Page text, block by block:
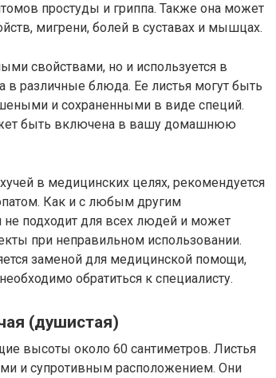
простуды и гриппа. Также она может
мигрени, болей в суставах и мышцах.
свойствами, но и используется в
в различные блюда. Ее листья могут быть
и сохраненными в виде специй.
быть включена в вашу домашнюю
в медицинских целях, рекомендуется
Как и с любым другим
не подходит для всех людей и может
при неправильном использовании.
заменой для медицинской помощи,
обратиться к специалисту.
(душистая)
высоты около 60 сантиметров. Листья
и супротивным расположением. Они